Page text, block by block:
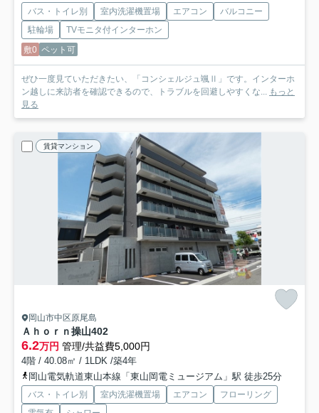
バス・トイレ別 室内洗濯機置場 エアコン
バルコニー
駐輪場
TVモニタ付インターホン
敷0 ペット可
ぜひ一度見ていただきたい、「コンシェルジュ颯Ⅱ」です。インターホ
ン越しに来訪者を確認できるので、トラブルを回避しやすくな... もっと
見る
賃貸マンション
岡山市中区原尾島
Ａｈｏｒｎ操山402
6.2万円 管理/共益費5,000円
4階 / 40.08㎡ / 1LDK /築4年
岡山電気軌道東山本線「東山岡電ミュージアム」駅 徒歩25分
バス・トイレ別 室内洗濯機置場 エアコン
フローリング